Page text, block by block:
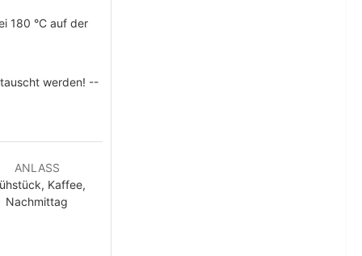
180 °C auf der
werden! --
ANLASS
Kaffee,
Nachmittag